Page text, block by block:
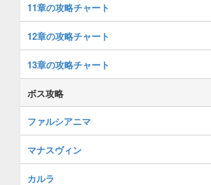
11章の攻略チャート
12章の攻略チャート
13章の攻略チャート
ボス攻略
ファルシアニマ
マナスヴィン
カルラ